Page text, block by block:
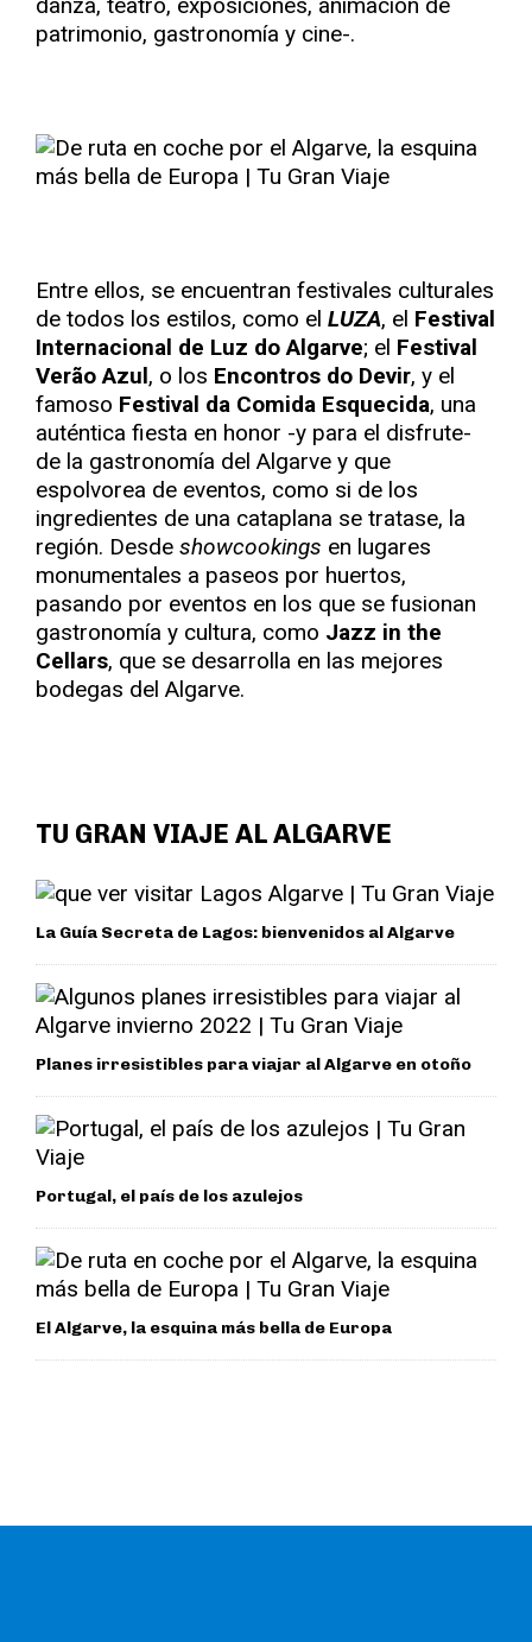
patrimonio, gastronomía y cine-.
Entre ellos, se encuentran festivales culturales
de todos los estilos, como el LUZA, el Festival
Internacional de Luz do Algarve; el Festival
Verão Azul, o los Encontros do Devir, y el
famoso Festival da Comida Esquecida, una
auténtica fiesta en honor -y para el disfrute-
de la gastronomía del Algarve y que
espolvorea de eventos, como si de los
ingredientes de una cataplana se tratase, la
región. Desde showcookings en lugares
monumentales a paseos por huertos,
pasando por eventos en los que se fusionan
gastronomía y cultura, como Jazz in the
Cellars, que se desarrolla en las mejores
bodegas del Algarve.
TU GRAN VIAJE AL ALGARVE
La Guía Secreta de Lagos: bienvenidos al Algarve
Planes irresistibles para viajar al Algarve en otoño
Portugal, el país de los azulejos
El Algarve, la esquina más bella de Europa